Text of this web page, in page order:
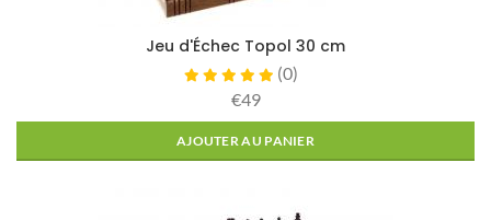
Jeu d'Échec Topol 30 cm
(0)
€49
AJOUTER AU PANIER